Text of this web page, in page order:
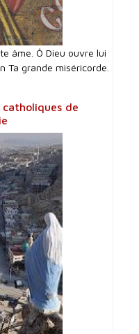
âme. Ô Dieu ouvre lui
Ta grande miséricorde.
catholiques de